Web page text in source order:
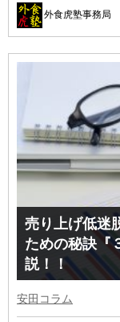
外食虎塾事務局
売り上げ低迷
ための秘訣『
説！！
安田コラム